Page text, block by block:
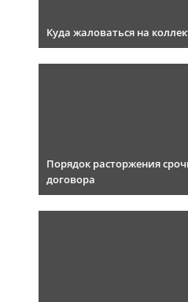
Куда жаловаться на
Порядок расторжения
договора